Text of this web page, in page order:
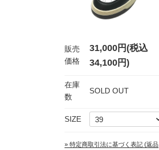
販売
価格
31,000円(税込
34,100円)
在庫
数
SOLD OUT
SIZE
» 特定商取引法に基づく表記 (返品